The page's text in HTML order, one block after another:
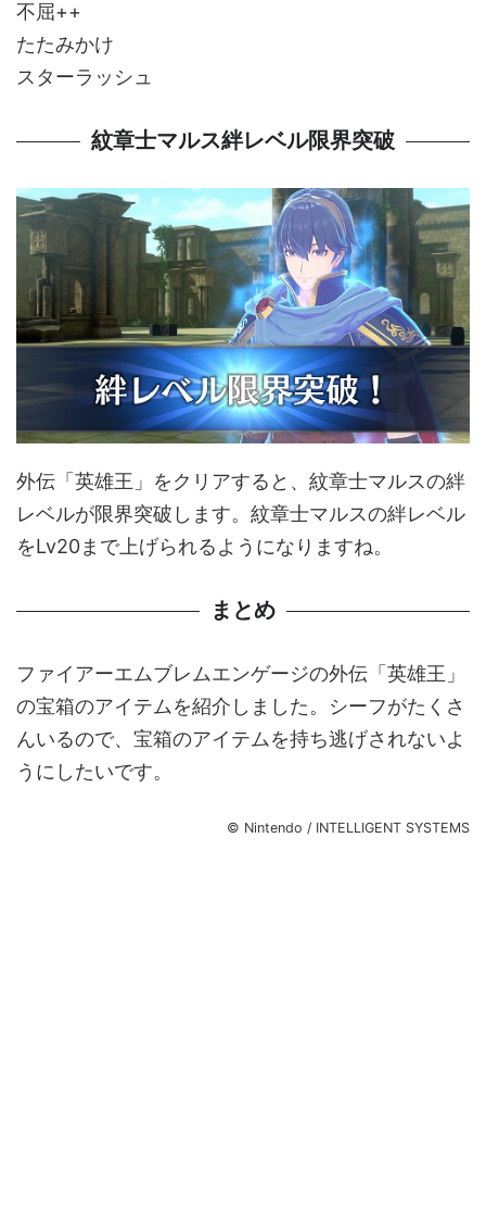
不屈++
たたみかけ
スターラッシュ
紋章士マルス絆レベル限界突破
外伝「英雄王」をクリアすると、紋章士マルスの絆
レベルが限界突破します。紋章士マルスの絆レベル
をLv20まで上げられるようになりますね。
まとめ
ファイアーエムブレムエンゲージの外伝「英雄王」
の宝箱のアイテムを紹介しました。シーフがたくさ
んいるので、宝箱のアイテムを持ち逃げされないよ
うにしたいです。
© Nintendo / INTELLIGENT SYSTEMS